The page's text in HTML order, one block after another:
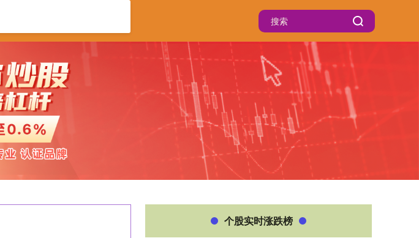
个股实时涨跌榜